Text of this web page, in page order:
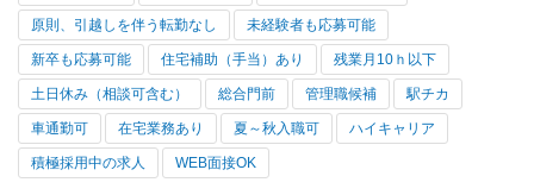
原則、引越しを伴う転勤なし 未経験者も応募可能
新卒も応募可能 住宅補助（手当）あり 残業月10ｈ以下
土日休み（相談可含む） 総合門前 管理職候補 駅チカ
車通勤可 在宅業務あり 夏～秋入職可 ハイキャリア
積極採用中の求人 WEB面接OK